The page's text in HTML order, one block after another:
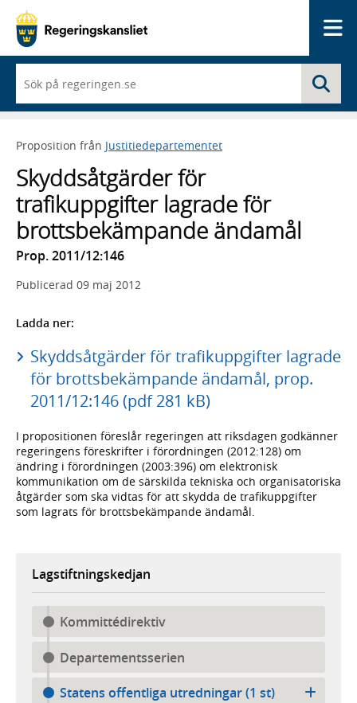
du
börjar
skriva
framträder
lista
med
sökförslag
Proposition från Justitiedepartementet
Skyddsåtgärder för
trafikuppgifter lagrade för
brottsbekämpande ändamål
Prop. 2011/12:146
Publicerad 09 maj 2012
Ladda ner:
Skyddsåtgärder för trafikuppgifter lagrade
för brottsbekämpande ändamål, prop.
2011/12:146 (pdf 281 kB)
I propositionen föreslår regeringen att riksdagen godkänner
regeringens föreskrifter i förordningen (2012:128) om
ändring i förordningen (2003:396) om elektronisk
kommunikation om de särskilda tekniska och organisatoriska
åtgärder som ska vidtas för att skydda de trafikuppgifter
som lagrats för brottsbekämpande ändamål.
Lagstiftningskedjan
Kommittédirektiv
Departementsserien
Statens offentliga utredningar (1 st)